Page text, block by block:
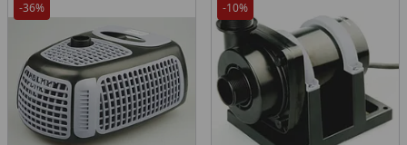
-36% -10%